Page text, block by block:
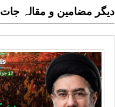
دیگر مضامین و مقالہ جات